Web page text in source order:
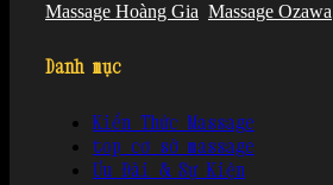
Massage Hoàng Gia Massage Ozawa
Danh mục
Kiến Thức Massage
top cơ sở massage
Ưu Đãi & Sự Kiện